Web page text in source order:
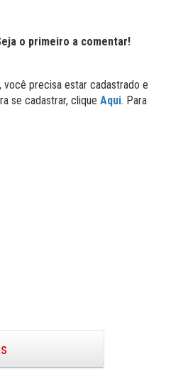
o primeiro a comentar!
você precisa estar cadastrado e
se cadastrar, clique Aqui. Para